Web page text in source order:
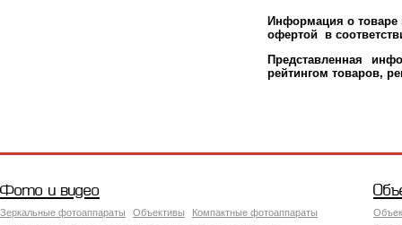
Информация о товаре
офертой в
Представленная
рейтингом товаров,
Фото и видео
Зеркальные фотоаппараты Объективы
Компактные фотоаппараты